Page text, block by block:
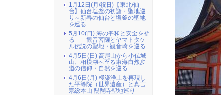
1月12日(月/祝日)【東北/仙
台】仙台塩釜の初詣・聖地巡
り～新春の仙台と塩釜の聖地
を巡る
5月10(日) 海の平和と安全を祈
る――観音菩薩とヤマトタケ
ル伝説の聖地・観音崎を巡る
4月5日(日) 高尾山から小仏城
山、相模湖へ至る東海自然歩
道の信仰・自然を巡る
4月6日(月) 極楽浄土を再現し
た平等院（世界遺産）と真言
宗総本山 醍醐寺聖地巡り